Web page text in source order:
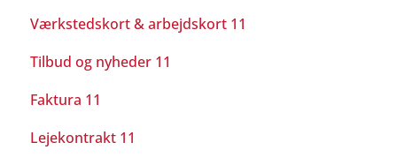
Værkstedskort & arbejdskort 11
Tilbud og nyheder 11
Faktura 11
Lejekontrakt 11